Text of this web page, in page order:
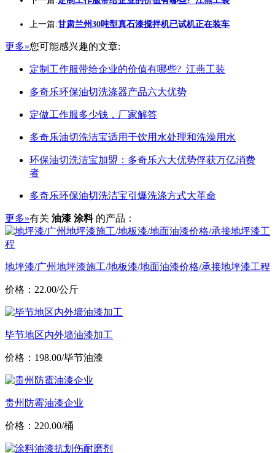
上一篇:甘肃兰州30吨型真石漆搅拌机已试机正在装车
更多»您可能感兴趣的文章:
定制工作服带给企业的价值有哪些?_江燕工装
多奇乐环保油切洗涤器产品六大优势
定做工作服多少钱，厂家解答
多奇乐油切洗洁宝适用于饮用水处理和洗澡用水
环保油切洗洁宝加盟：多奇乐六大优势俘获万亿消费
者
多奇乐环保油切洗洁宝引爆洗涤方式大革命
更多»有关 油漆 涂料 的产品：
地坪漆/广州地坪漆施工/地板漆/地面油漆价格/承接地坪漆工程
价格：22.00/公斤
毕节地区内外墙油漆加工
价格：198.00/毕节油漆
贵州防霉油漆企业
价格：220.00/桶